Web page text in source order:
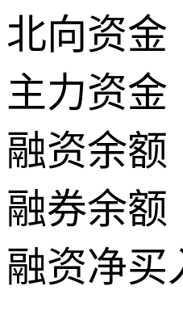
北向资金
主力资金
融资余额
融券余额
融资净买